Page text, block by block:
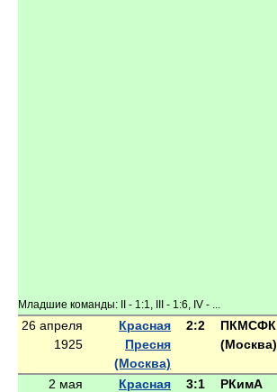
Младшие команды: II - 1:1, III - 1:6, IV - ...
26 апреля
1925
Красная
Пресня
(Москва)
2:2
ПКМСФК
(Москва)
2 мая
Красная
3:1
РКимА